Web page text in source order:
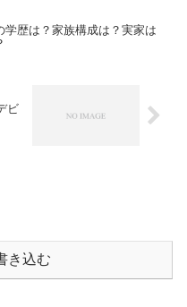
学歴は？家族構成は？実家は
ビ
き込む